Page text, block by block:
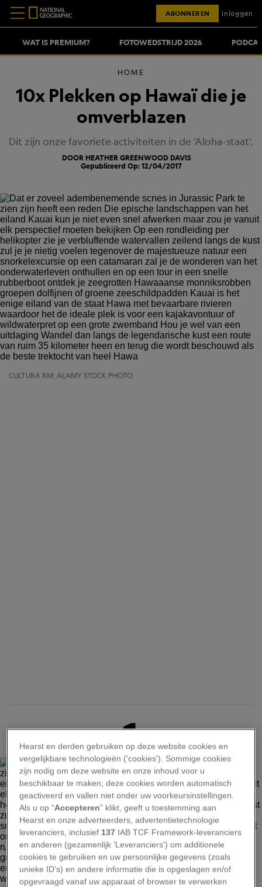
WAT IS PREMIUM? FOTOWEDSTRIJD 2026
ABONNEREN Inloggen
HOME
10x Plekken op Hawaï die je
omverblazen
Dit zijn onze favoriete activiteiten in de ‘Aloha-staat’.
DOOR HEATHER GREENWOOD DAVIS
Gepubliceerd Op: 12/04/2017
CULTURA RM, ALAMY STOCK PHOTO
1
Hearst en derden gebruiken op deze website cookies en
vergelijkbare technologieën ('cookies'). Sommige cookies
zijn nodig om deze website en onze inhoud voor u
beschikbaar te maken; deze cookies worden automatisch
geactiveerd en vallen niet onder uw voorkeursinstellingen.
Als u op “Accepteren” klikt, geeft u toestemming aan
Hearst en onze adverteerders, advertentietechnologie
leveranciers, inclusief 137 IAB TCF Framework-leveranciers
en anderen (gezamenlijk 'Leveranciers') om additionele
cookies te gebruiken en uw persoonlijke gegevens (zoals
unieke ID’s) en andere informatie die is opgeslagen en/of
opgevraagd vanaf uw apparaat of browser te verwerken